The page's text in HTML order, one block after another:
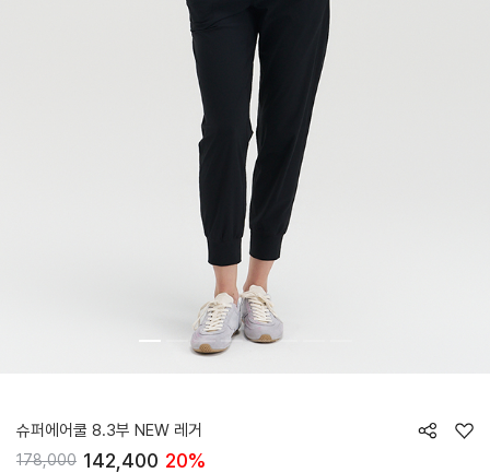
슈퍼에어쿨 8.3부 NEW 레거
178,000 142,400 20%